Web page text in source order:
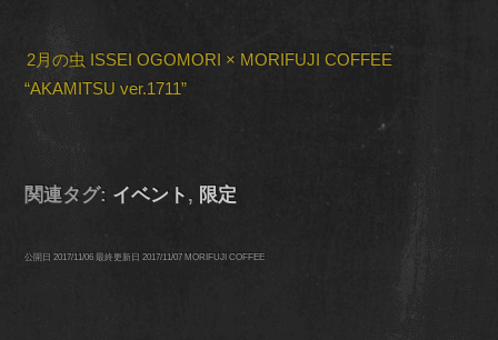
2月の虫 ISSEI OGOMORI × MORIFUJI COFFEE
“AKAMITSU ver.1711”
関連タグ: イベント , 限定
公開日2017/11/06 最終更新日2017/11/07 MORIFUJI COFFEE